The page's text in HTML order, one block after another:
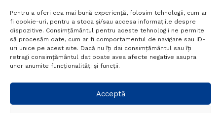
Pentru a oferi cea mai bună experiență, folosim tehnologii, cum ar
fi cookie-uri, pentru a stoca și/sau accesa informațiile despre
dispozitive. Consimțământul pentru aceste tehnologii ne permite
să procesăm date, cum ar fi comportamentul de navigare sau ID-
uri unice pe acest site. Dacă nu îți dai consimțământul sau îți
retragi consimțământul dat poate avea afecte negative asupra
unor anumite funcționalități și funcții.
Acceptă
Termeni si conditii
Politică de confidențialitate
Politica cookies
Setări GDPR
+40 788 760 194